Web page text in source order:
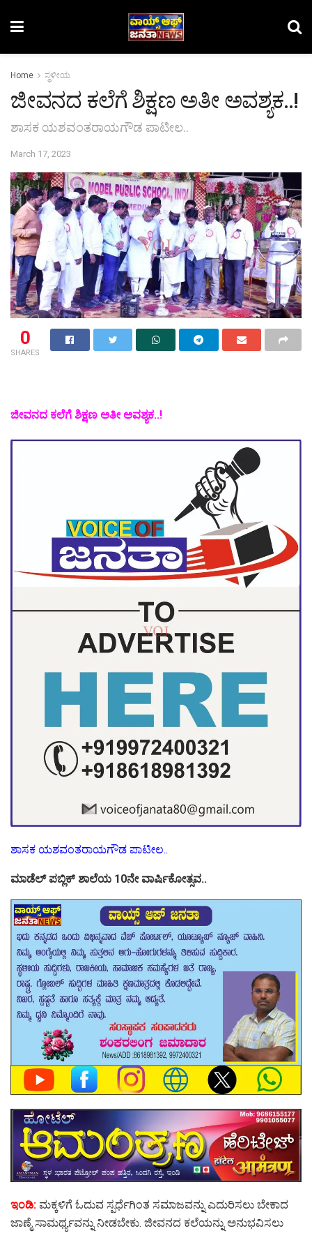
Home ಸ್ಥಳೀಯ
ಜೀವನದ ಕಲೆಗೆ ಶಿಕ್ಷಣ ಅತೀ ಅವಶ್ಯಕ..!
ಶಾಸಕ ಯಶವಂತರಾಯಗೌಡ ಪಾಟೀಲ..
March 17, 2023
0
SHARES
ಜೀವನದ ಕಲೆಗೆ ಶಿಕ್ಷಣ ಅತೀ ಅವಶ್ಯಕ..!
ಶಾಸಕ ಯಶವಂತರಾಯಗೌಡ ಪಾಟೀಲ..
ಮಾಡೆಲ್ ಪಬ್ಲಿಕ್ ಶಾಲೆಯ 10ನೇ ವಾರ್ಷಿಕೋತ್ಸವ..
ಇಂಡಿ: ಮಕ್ಕಳಿಗೆ ಓದುವ ಸ್ಪರ್ಧೆಗಿಂತ ಸಮಾಜವನ್ನು ಎದುರಿಸಲು ಬೇಕಾದ
ಜಾಣ್ಮೆ ಸಾಮರ್ಥ್ಯವನ್ನು ನೀಡಬೇಕು. ಜೀವನದ ಕಲೆಯನ್ನು ಅನುಭವಿಸಲು